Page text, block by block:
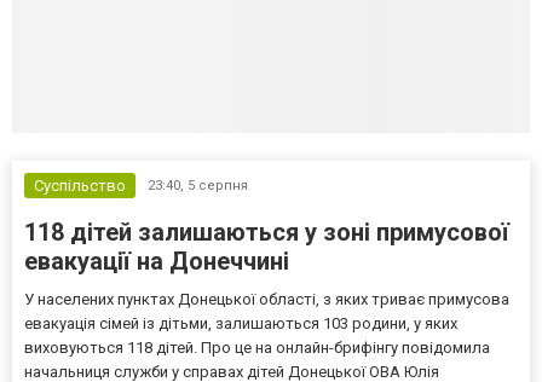
Суспільство 23:40, 5 серпня
118 дітей залишаються у зоні примусової
евакуації на Донеччині
У населених пунктах Донецької області, з яких триває примусова
евакуація сімей із дітьми, залишаються 103 родини, у яких
виховуються 118 дітей. Про це на онлайн-брифінгу повідомила
начальниця служби у справах дітей Донецької ОВА Юлія